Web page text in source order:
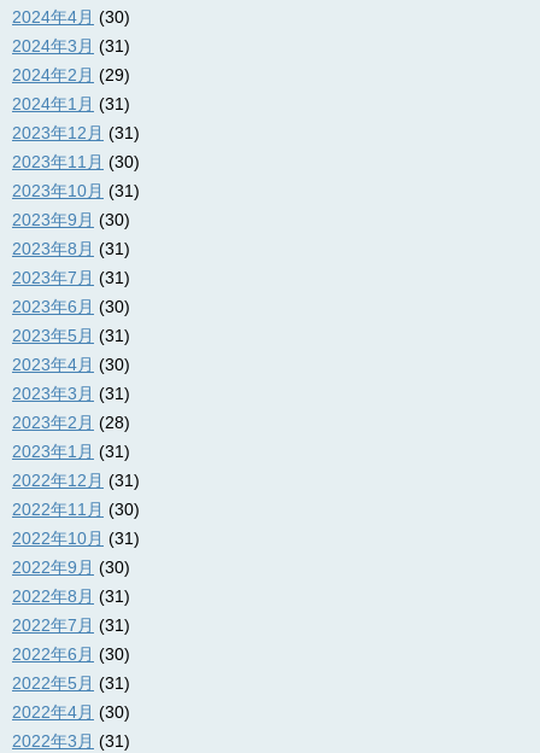
2024年4月 (30)
2024年3月 (31)
2024年2月 (29)
2024年1月 (31)
2023年12月 (31)
2023年11月 (30)
2023年10月 (31)
2023年9月 (30)
2023年8月 (31)
2023年7月 (31)
2023年6月 (30)
2023年5月 (31)
2023年4月 (30)
2023年3月 (31)
2023年2月 (28)
2023年1月 (31)
2022年12月 (31)
2022年11月 (30)
2022年10月 (31)
2022年9月 (30)
2022年8月 (31)
2022年7月 (31)
2022年6月 (30)
2022年5月 (31)
2022年4月 (30)
2022年3月 (31)